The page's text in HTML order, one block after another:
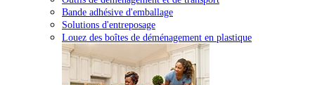
Bande adhésive d'emballage
Solutions d'entreposage
Louez des boîtes de déménagement en plastique